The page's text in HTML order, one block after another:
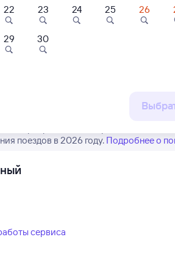
маршруту
Сортировочный. Обратите
поездов в 2026 году. Подробнее о
сервиса
22 23 24 25 26
29 30